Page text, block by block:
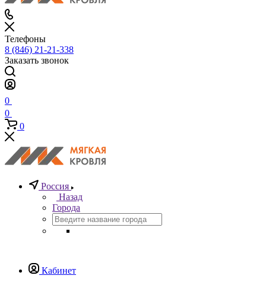
Телефоны
8 (846) 21-21-338
Заказать звонок
0
0
0
Россия
Назад
Города
Кабинет